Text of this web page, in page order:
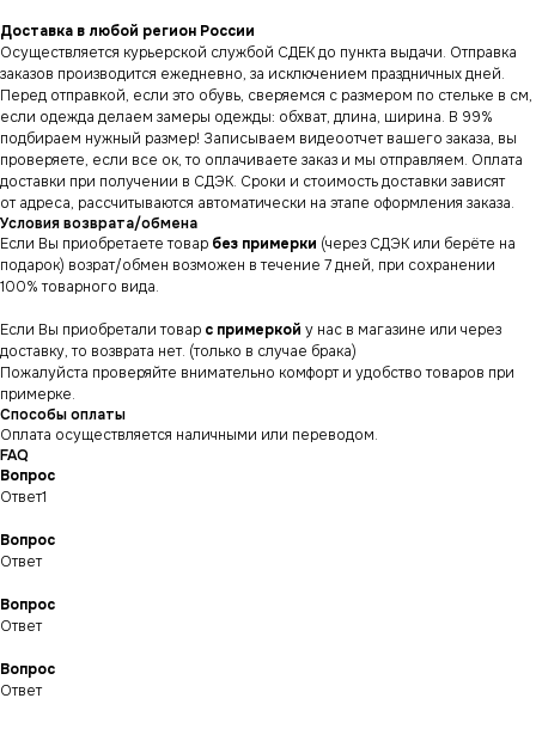
Доставка в любой регион России
Осуществляется курьерской службой СДЕК до пункта выдачи. Отправка
заказов производится ежедневно, за исключением праздничных дней.
Перед отправкой, если это обувь, сверяемся с размером по стельке в см,
если одежда делаем замеры одежды: обхват, длина, ширина. В 99%
подбираем нужный размер! Записываем видеоотчет вашего заказа, вы
проверяете, если все ок, то оплачиваете заказ и мы отправляем. Оплата
доставки при получении в СДЭК. Сроки и стоимость доставки зависят
от адреса, рассчитываются автоматически на этапе оформления заказа.
Условия возврата/обмена
Если Вы приобретаете товар без примерки (через СДЭК или берёте на
подарок) возрат/обмен возможен в течение 7 дней, при сохранении
100% товарного вида.
Если Вы приобретали товар с примеркой у нас в магазине или через
доставку, то возврата нет. (только в случае брака)
Пожалуйста проверяйте внимательно комфорт и удобство товаров при
примерке.
Способы оплаты
Оплата осуществляется наличными или переводом.
FAQ
Вопрос
Ответ1
Вопрос
Ответ
Вопрос
Ответ
Вопрос
Ответ
СНИКЕРСДИЛЕР